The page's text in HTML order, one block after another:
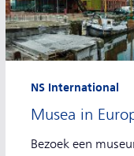
Musea in
NS International
Bezoek een